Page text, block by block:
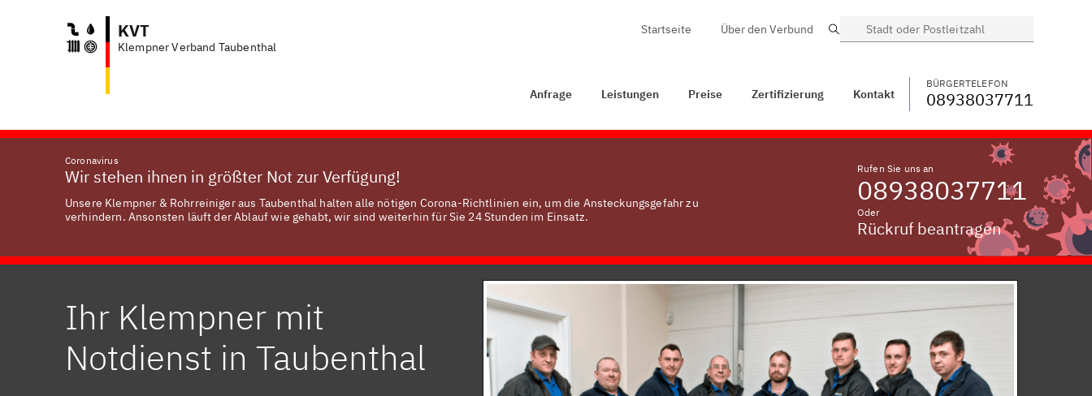
KVT
Klempner Verband Taubenthal
BÜRGERTELEFON WECHSELN
Startseite Über den Verbund Suche
Anfrage Leistungen Preise Zertifizierung Kontakt
BÜRGERTELEFON
08938037711
Coronavirus
Wir stehen ihnen in größter Not zur Verfügung!
Unsere Klempner & Rohrreiniger aus Taubenthal halten alle nötigen Corona-Richtlinien ein, um die Ansteckungsgefahr zu
verhindern. Ansonsten läuft der Ablauf wie gehabt, wir sind weiterhin für Sie 24 Stunden im Einsatz.
Rufen Sie uns an
08938037711
Oder
Rückruf beantragen
Ihr Klempner mit
Notdienst in Taubenthal